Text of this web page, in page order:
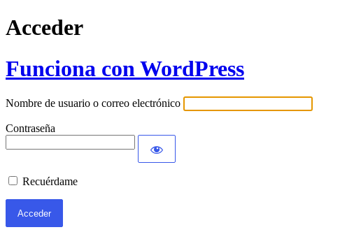
Acceder
Funciona con WordPress
Nombre de usuario o correo electrónico
Contraseña
Recuérdame